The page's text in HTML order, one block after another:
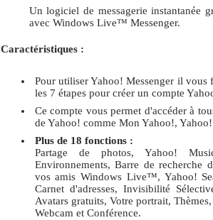
Un logiciel de messagerie instantanée
avec Windows Live™ Messenger.
Caractéristiques :
Pour utiliser Yahoo! Messenger il
les 7 étapes pour créer un compte
Ce compte vous permet d'accéder à
de Yahoo! comme Mon Yahoo!,
Plus de 18 fonctions :
Partage de photos, Yahoo!
Environnements, Barre de recherche
vos amis Windows Live™, Yahoo!
Carnet d'adresses, Invisibilité
Avatars gratuits, Votre portrait,
Webcam et Conférence.